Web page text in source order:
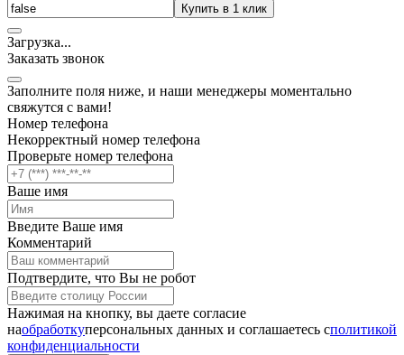
Купить в 1 клик
Загрузка...
Заказать звонок
Заполните поля ниже, и наши менеджеры моментально
свяжутся с вами!
Номер телефона
Некорректный номер телефона
Проверьте номер телефона
Ваше имя
Введите Ваше имя
Комментарий
Подтвердите, что Вы не робот
Нажимая на кнопку, вы даете согласие
наобработкуперсональных данных и соглашаетесь cполитикой
конфиденциальности